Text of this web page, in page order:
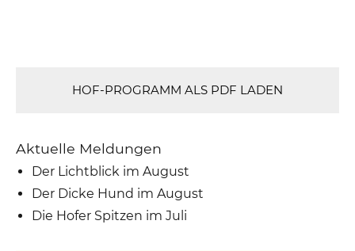
HOF-PROGRAMM ALS PDF LADEN
Aktuelle Meldungen
Der Lichtblick im August
Der Dicke Hund im August
Die Hofer Spitzen im Juli